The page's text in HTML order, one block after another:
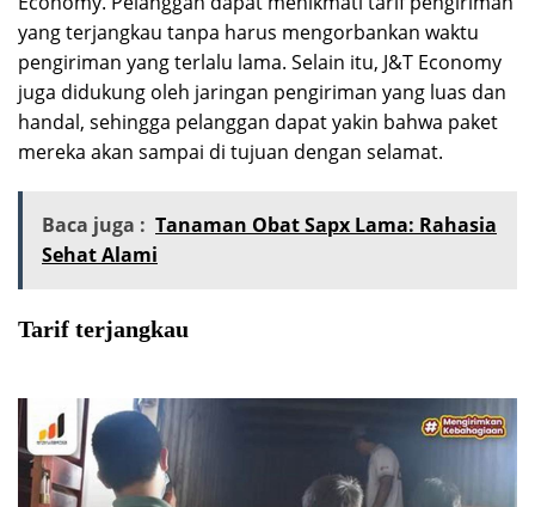
yang terjangkau tanpa harus mengorbankan waktu
pengiriman yang terlalu lama. Selain itu, J&T Economy
juga didukung oleh jaringan pengiriman yang luas dan
handal, sehingga pelanggan dapat yakin bahwa paket
mereka akan sampai di tujuan dengan selamat.
Baca juga : Tanaman Obat Sapx Lama: Rahasia
Sehat Alami
Tarif terjangkau